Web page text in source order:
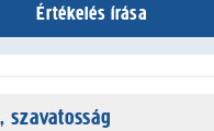
Értékelés írása
szavatosság